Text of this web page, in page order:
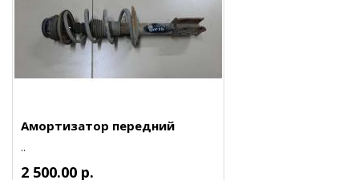
Амортизатор передний
..
2 500.00 р.